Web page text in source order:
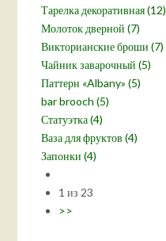
Тарелка декоративная (12)
Молоток дверной (7)
Викторианские броши (7)
Чайник заварочный (5)
Паттерн «Albany» (5)
bar brooch (5)
Статуэтка (4)
Ваза для фруктов (4)
Запонки (4)
1 из 23
>>